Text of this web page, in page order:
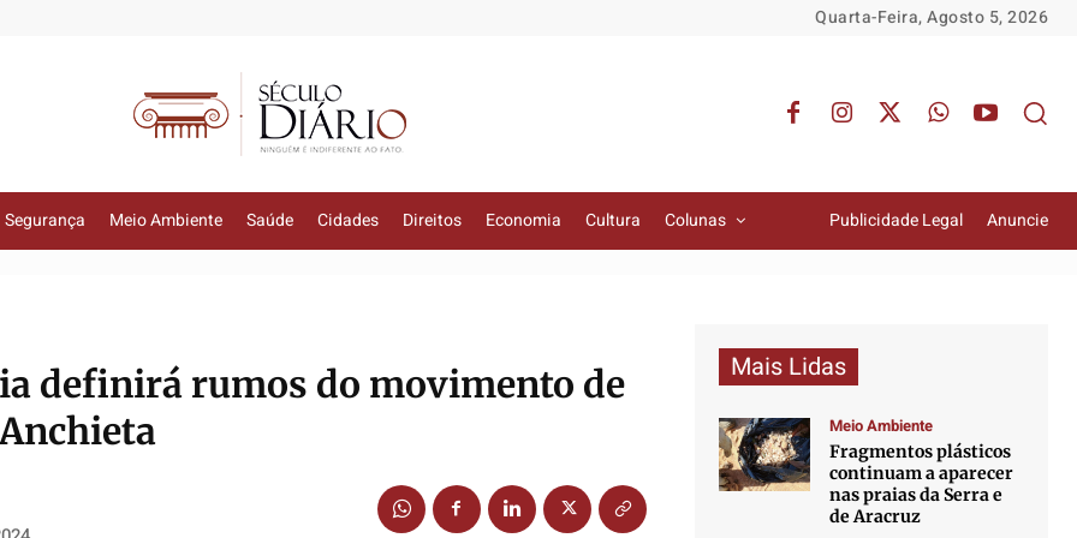
Quarta-Feira, Agosto 5, 2026
Segurança Meio Ambiente Saúde Cidades Direitos Economia Cultura Colunas Publicidade Legal Anuncie
definirá rumos do movimento de
Mais Lidas
Meio Ambiente
Fragmentos plásticos
continuam a aparecer
nas praias da Serra e
de Aracruz